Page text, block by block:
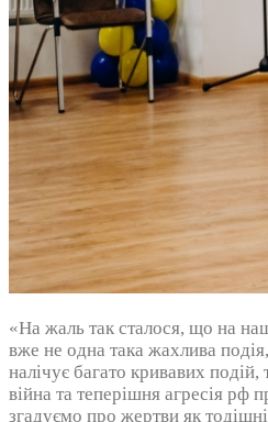
«На жаль так сталося, що на
вже не одна така жахлива
налічує багато кривавих подій,
війна та теперішня агресія
згадуємо про жертви як